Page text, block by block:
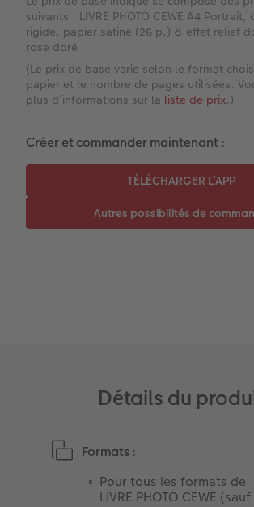
Témoignages clients
CEWE myPhotos
CEWE myPhotos
Photo sur carton mousse
Conseils décoration
Accessoires
Carte cadeau CEWE
Boîte à friandises
suivants : LIVRE PHOTO CEWE A4 Portrait,
rigide, papier satiné (26 p.) & effet relief
rose doré
(Le prix de base varie selon le format
papier et le nombre de pages utilisées.
plus d’informations sur la liste de prix.)
Créer et commander maintenant :
Détails du
Formats :
Pour tous les formats de
LIVRE PHOTO CEWE